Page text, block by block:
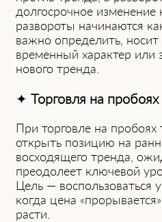
долгосрочное изме͏нение
развороты͏ начинаются
важно определить,
временный характер или
нового тренда.
✦ Торговля на пробоях
При торговле на пробоях
открыть позицию на
восходящего тренда,
преодолеет ключевой
Цель — воспользоваться
когда цена
расти.